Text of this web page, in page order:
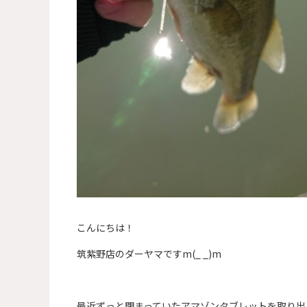
こんにちは！
筑紫野店のダーヤマですm(_ _)m